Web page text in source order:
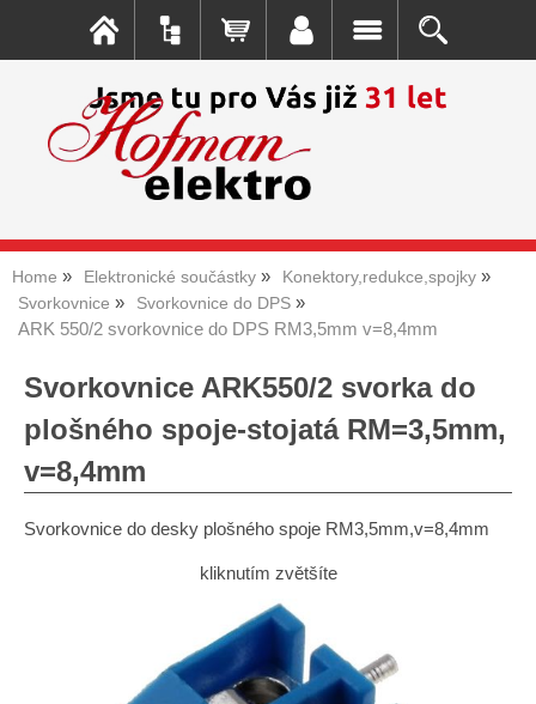
Home Elektronické součástky
Konektory,redukce,spojky
Svorkovnice
Svorkovnice do DPS
ARK 550/2 svorkovnice do DPS RM3,5mm v=8,4mm
Svorkovnice ARK550/2 svorka do
plošného spoje-stojatá RM=3,5mm,
v=8,4mm
Svorkovnice do desky plošného spoje RM3,5mm,v=8,4mm
kliknutím zvětšíte